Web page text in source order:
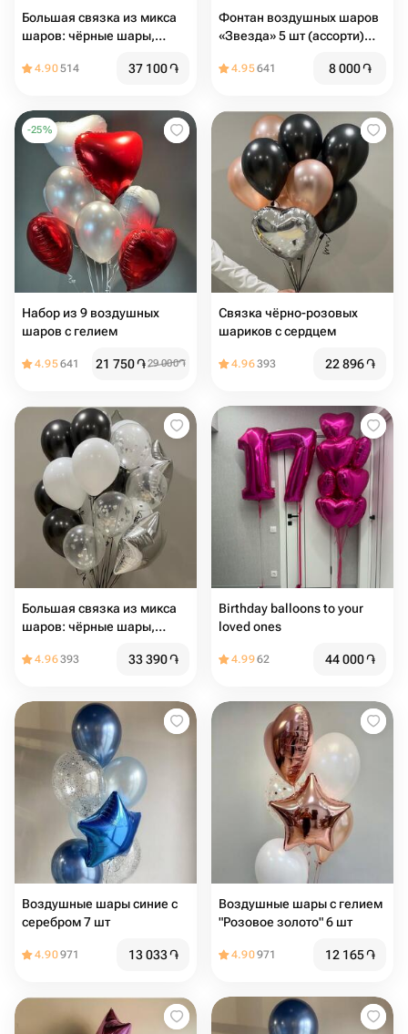
Большая связка из микса
шаров: чёрные шары,
серебро
4.90514 37 100֏
Фонтан воздушных шаров
«Звезда» 5 шт (ассорти)
4.95641 8 000֏
-25%
Набор из 9 воздушных
шаров с гелием
4.95641 21 750֏29 000֏
Связка чёрно-розовых
шариков с сердцем
4.96393 22 896֏
Большая связка из микса
шаров: чёрные шары,
серебро
4.96393 33 390֏
Birthday balloons to your
loved ones
4.9962 44 000֏
Воздушные шары синие с
серебром 7 шт
4.90971 13 033֏
Воздушные шары с гелием
"Розовое золото" 6 шт
4.90971 12 165֏